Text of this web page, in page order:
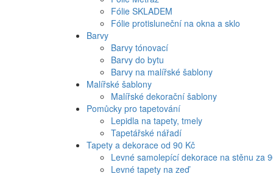
Fólie SKLADEM
Fólie protisluneční na okna a sklo
Barvy
Barvy tónovací
Barvy do bytu
Barvy na malířské šablony
Malířské šablony
Malířské dekorační šablony
Pomůcky pro tapetování
Lepidla na tapety, tmely
Tapetářské nářadí
Tapety a dekorace od 90 Kč
Levné samolepící dekorace na stěnu za
Levné tapety na zeď